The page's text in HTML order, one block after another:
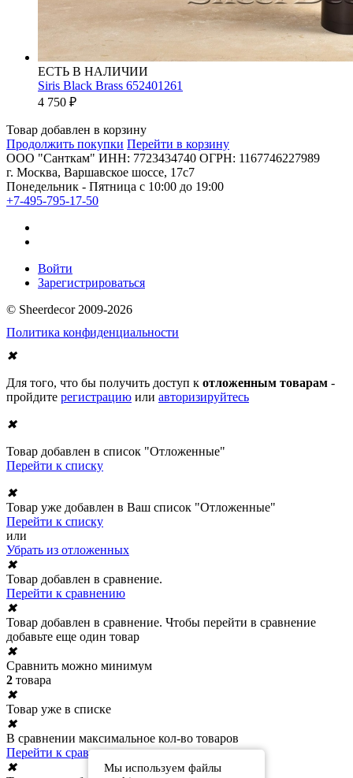
ЕСТЬ В НАЛИЧИИ
Siris Black Brass 652401261
4 750 ₽
Товар добавлен в корзину
Продолжить покупки Перейти в корзину
ООО "Санткам" ИНН: 7723434740 ОГРН: 1167746227989
г. Москва, Варшавское шоссе, 17с7
Понедельник - Пятница с 10:00 до 19:00
+7-495-795-17-50
Войти
Зарегистрироваться
© Sheerdecor 2009-2026
Политика конфиденциальности
Мы используем файлы
✖
Для того, что бы получить доступ к отложенным товарам -
пройдите регистрацию или авторизируйтесь
✖
Товар добавлен в список "Отложенные"
Перейти к списку
✖
Товар уже добавлен в Ваш список "Отложенные"
Перейти к списку
или
Убрать из отложенных
✖
Товар добавлен в сравнение.
Перейти к сравнению
✖
Товар добавлен в сравнение. Чтобы перейти в сравнение
добавьте еще один товар
✖
Сравнить можно минимум
2 товара
✖
Товар уже в списке
✖
В сравнении максимальное кол-во товаров
Перейти к сравнению
✖